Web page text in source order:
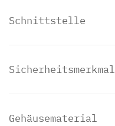
Schnittstelle
Sicherheitsmerkmal
Gehäusematerial